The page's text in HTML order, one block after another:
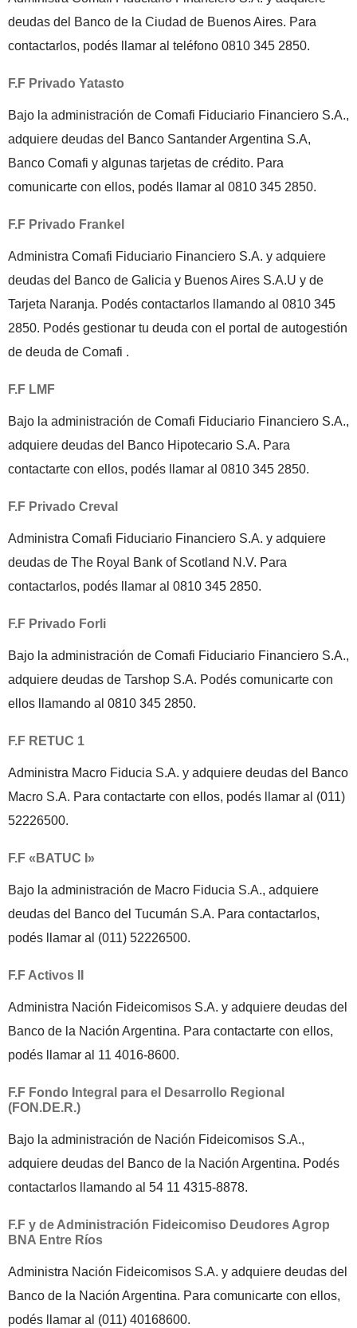
deudas del Banco de la Ciudad de Buenos Aires. Para
contactarlos, podés llamar al teléfono 0810 345 2850.
F.F Privado Yatasto
Bajo la administración de Comafi Fiduciario Financiero S.A.,
adquiere deudas del Banco Santander Argentina S.A,
Banco Comafi y algunas tarjetas de crédito. Para
comunicarte con ellos, podés llamar al 0810 345 2850.
F.F Privado Frankel
Administra Comafi Fiduciario Financiero S.A. y adquiere
deudas del Banco de Galicia y Buenos Aires S.A.U y de
Tarjeta Naranja. Podés contactarlos llamando al 0810 345
2850. Podés gestionar tu deuda con el portal de autogestión
de deuda de Comafi .
F.F LMF
Bajo la administración de Comafi Fiduciario Financiero S.A.,
adquiere deudas del Banco Hipotecario S.A. Para
contactarte con ellos, podés llamar al 0810 345 2850.
F.F Privado Creval
Administra Comafi Fiduciario Financiero S.A. y adquiere
deudas de The Royal Bank of Scotland N.V. Para
contactarlos, podés llamar al 0810 345 2850.
F.F Privado Forli
Bajo la administración de Comafi Fiduciario Financiero S.A.,
adquiere deudas de Tarshop S.A. Podés comunicarte con
ellos llamando al 0810 345 2850.
F.F RETUC 1
Administra Macro Fiducia S.A. y adquiere deudas del Banco
Macro S.A. Para contactarte con ellos, podés llamar al (011)
52226500.
F.F «BATUC I»
Bajo la administración de Macro Fiducia S.A., adquiere
deudas del Banco del Tucumán S.A. Para contactarlos,
podés llamar al (011) 52226500.
F.F Activos II
Administra Nación Fideicomisos S.A. y adquiere deudas del
Banco de la Nación Argentina. Para contactarte con ellos,
podés llamar al 11 4016-8600.
F.F Fondo Integral para el Desarrollo Regional
(FON.DE.R.)
Bajo la administración de Nación Fideicomisos S.A.,
adquiere deudas del Banco de la Nación Argentina. Podés
contactarlos llamando al 54 11 4315-8878.
F.F y de Administración Fideicomiso Deudores Agrop
BNA Entre Ríos
Administra Nación Fideicomisos S.A. y adquiere deudas del
Banco de la Nación Argentina. Para comunicarte con ellos,
podés llamar al (011) 40168600.